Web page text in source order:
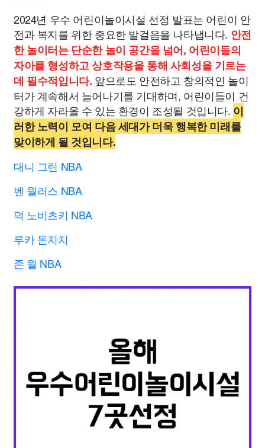
2024년 우수 어린이놀이시설 선정 발표는 어린이 안
전과 복지를 위한 중요한 발걸음을 나타냅니다. 안전
한 놀이터는 단순한 놀이 공간을 넘어, 어린이들의
자아를 형성하고 상호작용을 통해 사회성을 기르는
데 필수적입니다. 앞으로도 안전하고 창의적인 놀이
터가 계속해서 늘어나기를 기대하며, 어린이들이 건
강하게 자라올 수 있는 환경이 조성될 것입니다. 이
러한 노력이 모여 다음 세대가 더욱 행복한 미래를
맞이하게 될 것입니다.
대니 그린 NBA
벤 월러스 NBA
덕 노비츠키 NBA
루카 돈치치
존 월 NBA